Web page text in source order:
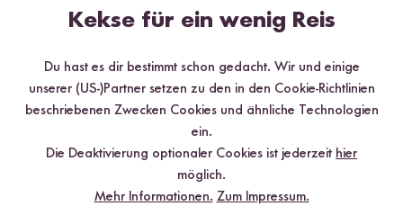
Loading...
Digitaler Reiskocher
ab 154,99 €
Empfohlene Produkte
Kekse für ein wenig Reis
Du hast es dir bestimmt schon gedacht. Wir und einige
unserer (US-)Partner setzen zu den in den Cookie-Richtlinien
beschriebenen Zwecken Cookies und ähnliche Technologien
ein.
Die Deaktivierung optionaler Cookies ist jederzeit hier
möglich.
Mehr Informationen. Zum Impressum.